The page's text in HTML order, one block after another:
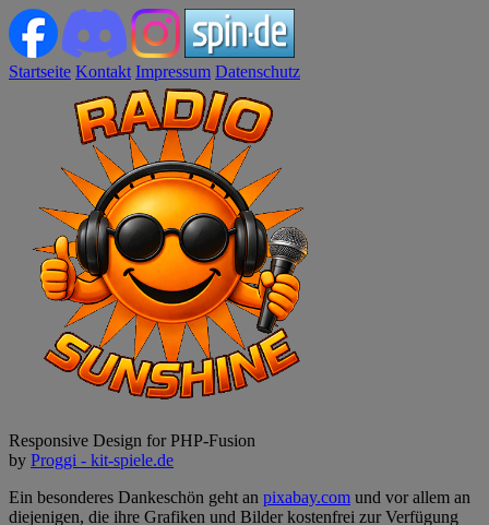
Startseite Kontakt Impressum Datenschutz
Responsive Design for PHP-Fusion
by Proggi - kit-spiele.de
Ein besonderes Dankeschön geht an pixabay.com und vor allem an
diejenigen, die ihre Grafiken und Bilder kostenfrei zur Verfügung